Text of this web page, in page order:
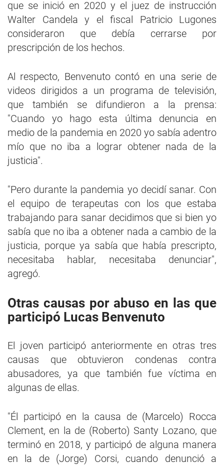
que se inició en 2020 y el juez de instrucción
Walter Candela y el fiscal Patricio Lugones
consideraron que debía cerrarse por
prescripción de los hechos.
Al respecto, Benvenuto contó en una serie de
videos dirigidos a un programa de televisión,
que también se difundieron a la prensa:
"Cuando yo hago esta última denuncia en
medio de la pandemia en 2020 yo sabía adentro
mío que no iba a lograr obtener nada de la
justicia".
"Pero durante la pandemia yo decidí sanar. Con
el equipo de terapeutas con los que estaba
trabajando para sanar decidimos que si bien yo
sabía que no iba a obtener nada a cambio de la
justicia, porque ya sabía que había prescripto,
necesitaba hablar, necesitaba denunciar",
agregó.
Otras causas por abuso en las que
participó Lucas Benvenuto
El joven participó anteriormente en otras tres
causas que obtuvieron condenas contra
abusadores, ya que también fue víctima en
algunas de ellas.
"Él participó en la causa de (Marcelo) Rocca
Clement, en la de (Roberto) Santy Lozano, que
terminó en 2018, y participó de alguna manera
en la de (Jorge) Corsi, cuando denunció a